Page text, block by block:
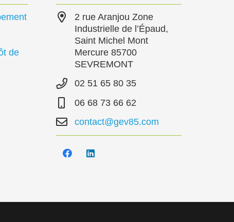
de
2 rue Aranjou Zone
Industrielle de l’Épaud,
Saint Michel Mont
Mercure 85700
SEVREMONT
02 51 65 80 35
06 68 73 66 62
contact@gev85.com